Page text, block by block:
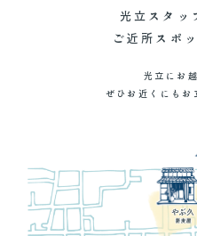
オーナー様へ
お問い
光立スタッ
ご近所スポ
光立にお
ぜひお近くにもお